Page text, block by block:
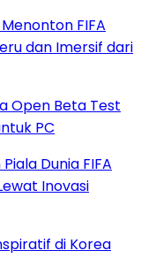
FIFA
dan Imersif dari
Open Beta Test
PC
Dunia FIFA
Inovasi
di Korea